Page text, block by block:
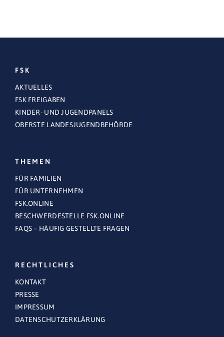
FSK
AKTUELLES
FSK FREIGABEN
KINDER- UND JUGENDPANELS
OBERSTE LANDESJUGENDBEHÖRDE
THEMEN
FÜR FAMILIEN
FÜR UNTERNEHMEN
FSK.ONLINE
BESCHWERDESTELLE FSK.ONLINE
FAQS – HÄUFIG GESTELLTE FRAGEN
RECHTLICHES
KONTAKT
PRESSE
IMPRESSUM
DATENSCHUTZERKLÄRUNG